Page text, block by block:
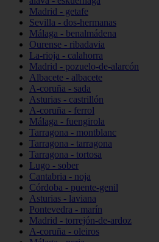
Madrid - getafe
Sevilla - dos-hermanas
Málaga - benalmádena
Ourense - ribadavia
La-rioja - calahorra
Madrid - pozuelo-de-alarcón
Albacete - albacete
A-coruña - sada
Asturias - castrillón
A-coruña - ferrol
Málaga - fuengirola
Tarragona - montblanc
Tarragona - tarragona
Tarragona - tortosa
Lugo - sober
Cantabria - noja
Córdoba - puente-genil
Asturias - laviana
Pontevedra - marín
Madrid - torrejón-de-ardoz
A-coruña - oleiros